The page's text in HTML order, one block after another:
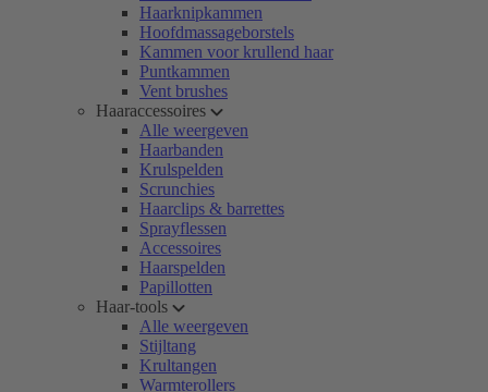
Haarknipkammen
Hoofdmassageborstels
Kammen voor krullend haar
Puntkammen
Vent brushes
Haaraccessoires
Alle weergeven
Haarbanden
Krulspelden
Scrunchies
Haarclips & barrettes
Sprayflessen
Accessoires
Haarspelden
Papillotten
Haar-tools
Alle weergeven
Stijltang
Krultangen
Warmterollers